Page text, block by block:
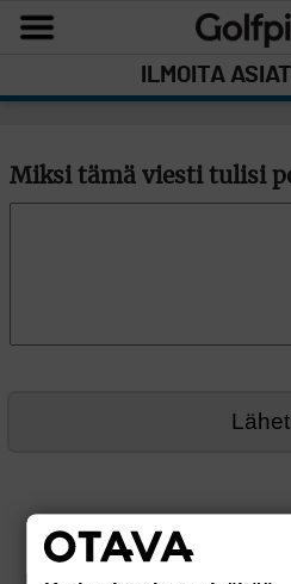
ILMOITA
Miksi tämä viesti tulisi